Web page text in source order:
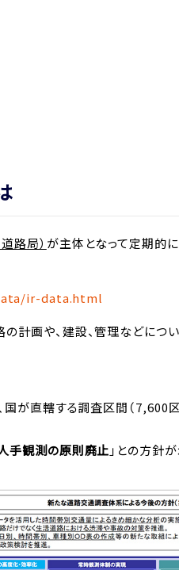
路局） が主体となって定期的
ir-data.html
計画や、建設、管理などにつ
が直轄する調査区間（7,600
手観測の原則廃止 」との方針